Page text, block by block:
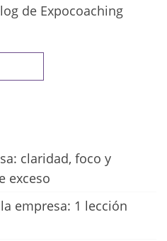
de Expocoaching
claridad, foco y
exceso
empresa: 1 lección